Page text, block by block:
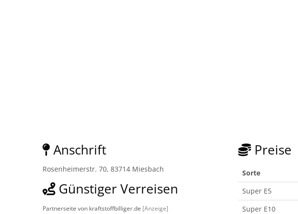
Anschrift
Rosenheimerstr. 70, 83714 Miesbach
Günstiger Verreisen
Partnerseite von kraftstoffbilliger.de [Anzeige]
Preise
Sorte
Super E5
Super E10